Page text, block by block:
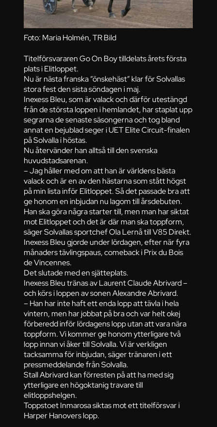
Foto: Maria Holmén, TR Bild
Titelförsvararen Go On Boy tilldelats årets första
plats i Elitloppet.
Nu är nästa franska ”önskehäst” klar för Solvallas
stora fest den sista söndagen i maj.
Inexess Bleu, som är valack och därför utestängd
från de största loppen i hemlandet, har staplat upp
segrarna de senaste säsongerna och tog bland
annat en bejublad seger i UET Elite Circuit-finalen
på Solvalla i höstas.
Nu återvänder han alltså till den svenska
huvudstadsarenan.
– Jag håller med om att han är världens bästa
valack och är en av den hästarna som stått högst
på min lista inför Elitloppet. Så det passade bra att
ge honom en inbjudan nu lagom till årsdebuten.
Han ska göra några starter till, men man har siktat
mot Elitloppet och det är där man ska toppform,
säger Solvallas sportchef Ola Lernå till V85 Direkt.
Inexess Bleu gjorde under lördagen, efter när fyra
månaders tävlingspaus, comeback i Prix du Bois
de Vincennes.
Det slutade med en sjätteplats.
Inexess Bleu tränas av Laurent Claude Abrivard –
och körs i loppen av sonen Alexandre Abrivard.
– Han har inte haft ett enda lopp att tävla i hela
vintern, men har jobbat på bra och var helt okej
förberedd inför lördagens lopp utan att vara nära
toppform. Vi kommer ge honom ytterligare två
lopp innan vi åker till Solvalla. Vi är verkligen
tacksamma för inbjudan, säger tränaren i ett
pressmeddelande från Solvalla.
Stall Abrivard kan förresten på att ha med sig
ytterligare en högoktanig travare till
elitloppshelgen.
Toppstoet Inmarosa siktas mot ett titelförsvar i
Harper Hanovers lopp.